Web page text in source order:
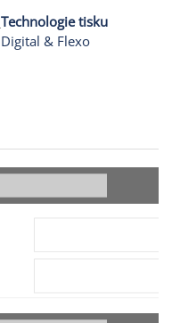
Technologie tisku
Digital & Flexo